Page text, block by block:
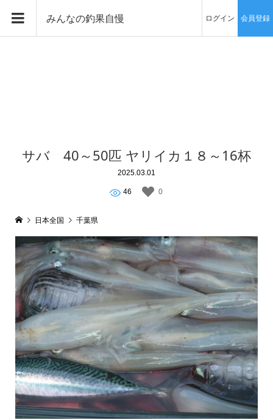
みんなの釣果自慢 ログイン 会員登録
サバ 40～50匹 ヤリイカ１８～16杯
2025.03.01
46 0
日本全国 千葉県